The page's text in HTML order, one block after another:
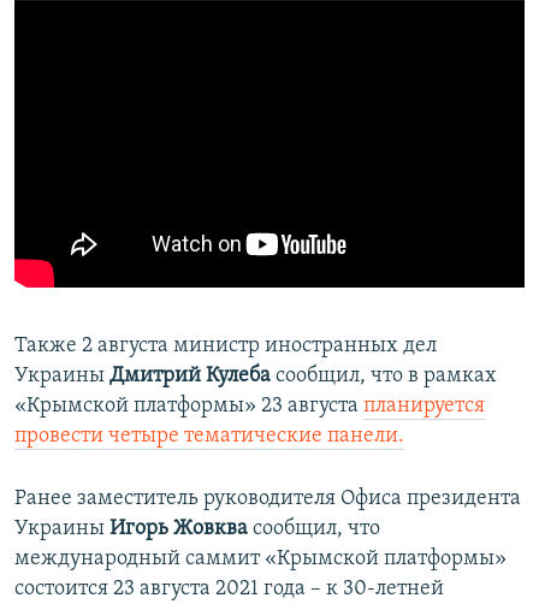
Также 2 августа министр иностранных дел
Украины Дмитрий Кулеба сообщил, что в рамках
«Крымской платформы» 23 августа планируется
провести четыре тематические панели.
Ранее заместитель руководителя Офиса президента
Украины Игорь Жовква сообщил, что
международный саммит «Крымской платформы»
состоится 23 августа 2021 года – к 30-летней